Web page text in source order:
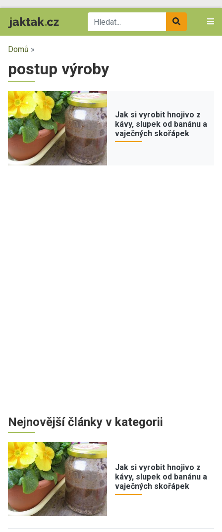
Domů »
postup výroby
Jak si vyrobit hnojivo z
kávy, slupek od banánu a
vaječných skořápek
Nejnovější články v kategorii
Jak si vyrobit hnojivo z
kávy, slupek od banánu a
vaječných skořápek